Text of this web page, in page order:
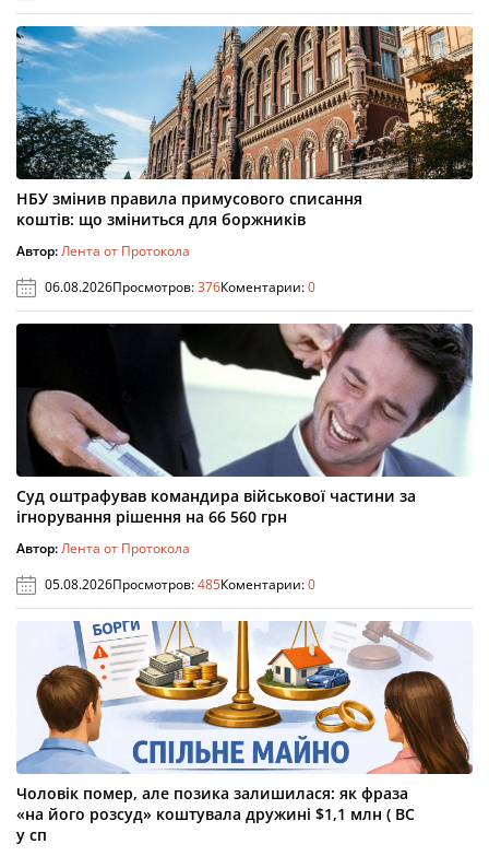
НБУ змінив правила примусового списання
коштів: що зміниться для боржників
Автор:Лента от Протокола
06.08.2026Просмотров:376Коментарии:0
Суд оштрафував командира військової частини за
ігнорування рішення на 66 560 грн
Автор:Лента от Протокола
05.08.2026Просмотров:485Коментарии:0
Чоловік помер, але позика залишилася: як фраза
«на його розсуд» коштувала дружині $1,1 млн ( ВС
у сп